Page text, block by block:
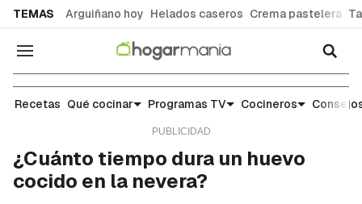
TEMAS Arguiñano hoy Helados caseros Crema pastelera
Navegación
Escuela de cocina: trucos y consejos para el día
Recetas Qué cocinar Programas TV Cocineros
¿Cuánto tiempo dura un huevo
cocido en la nevera?